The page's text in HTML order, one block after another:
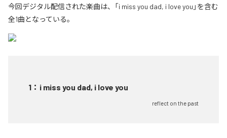
今回デジタル配信された楽曲は、「i miss you dad, i love you」を含む
全1曲となっている。
1 ： i miss you dad, i love you
reflect on the past